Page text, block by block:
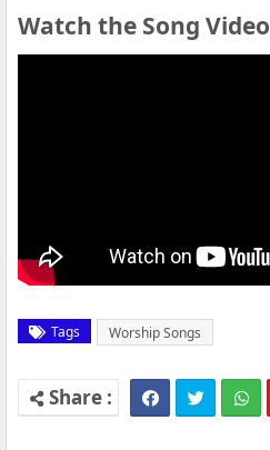
Watch the Song Video
Tags Worship Songs